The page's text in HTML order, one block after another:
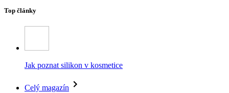
Top články
Jak poznat silikon v kosmetice
Celý magazín